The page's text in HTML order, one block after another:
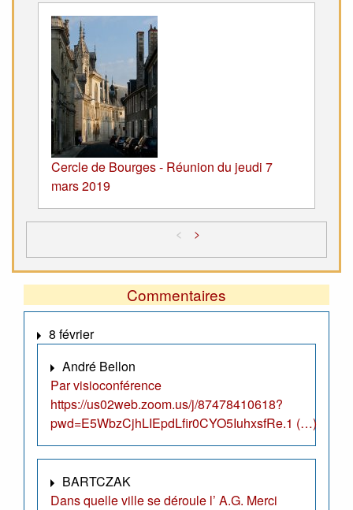
Cercle de Bourges - Réunion du jeudi 7
mars 2019
< >
Commentaires
8 février
André Bellon
Par visioconférence
https://us02web.zoom.us/j/87478410618?
pwd=E5WbzCjhLIEpdLfir0CYO5IuhxsfRe.1 (…)
BARTCZAK
Dans quelle ville se déroule l’ A.G. Merci